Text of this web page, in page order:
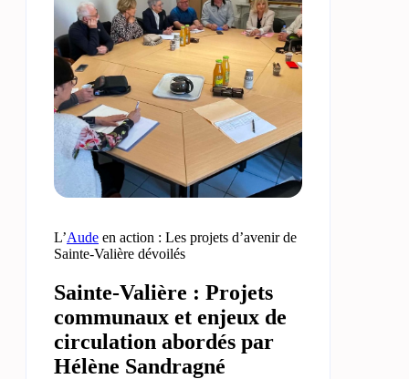
L’Aude en action : Les projets d’avenir de
Sainte-Valière dévoilés
Sainte-Valière : Projets
communaux et enjeux de
circulation abordés par
Hélène Sandragné